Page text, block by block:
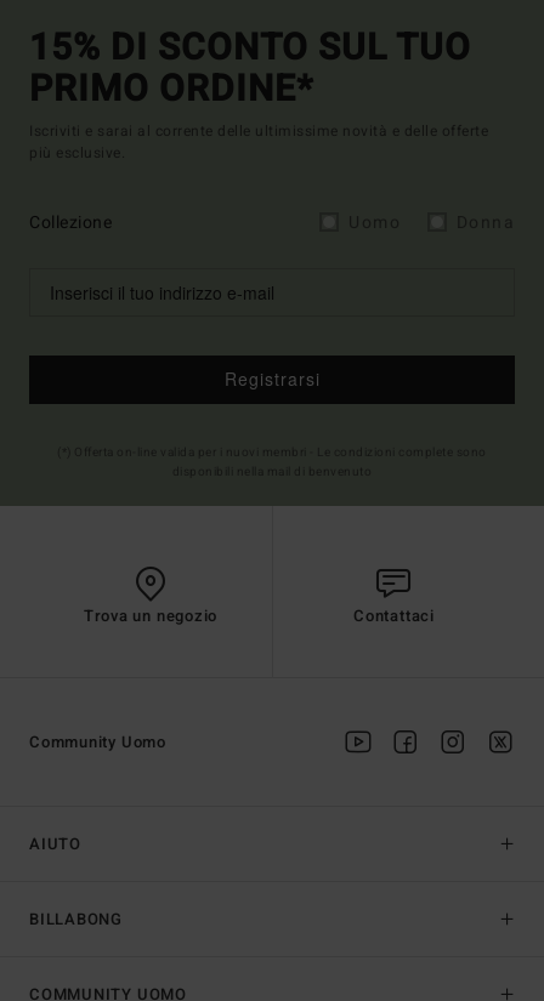
15% DI SCONTO SUL TUO
PRIMO ORDINE*
Iscriviti e sarai al corrente delle ultimissime novità e delle offerte
più esclusive.
Collezione
Registrarsi
Trova un negozio Contattaci
AIUTO
BILLABONG
Community Uomo
COMMUNITY UOMO